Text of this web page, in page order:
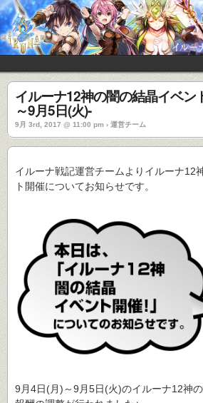
イルーナ12神の闇の結晶イベン
～9月5日(火)-
9月 3rd, 2017 @ 11:00 pm › 運営チーム
イルーナ戦記運営チームよりイルーナ12
ト開催についてお知らせです。
9月4日(月)～9月5日(火)のイルーナ12神